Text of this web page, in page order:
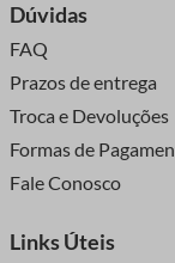
Dúvidas
FAQ
Prazos de entrega
Troca e Devoluções
Formas de
Fale Conosco
Links Úteis